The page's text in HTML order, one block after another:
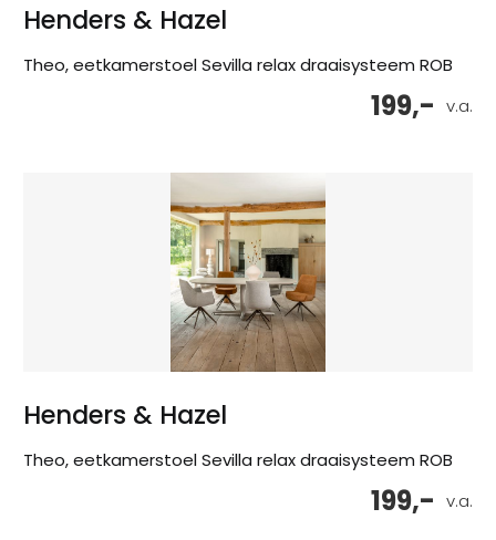
Henders & Hazel
Theo, eetkamerstoel Sevilla relax draaisysteem ROB
v.a.
199,-
Henders & Hazel
Theo, eetkamerstoel Sevilla relax draaisysteem ROB
v.a.
199,-